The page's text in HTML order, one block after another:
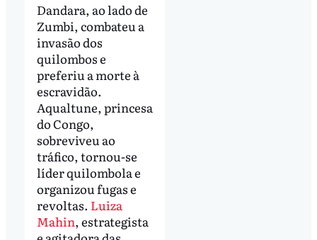
Dandara, ao lado de
Zumbi, combateu a
invasão dos
quilombos e
preferiu a morte à
escravidão.
Aqualtune, princesa
do Congo,
sobreviveu ao
tráfico, tornou-se
líder quilombola e
organizou fugas e
revoltas. Luiza
Mahin, estrategista